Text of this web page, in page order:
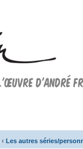
‹ Les autres séries/